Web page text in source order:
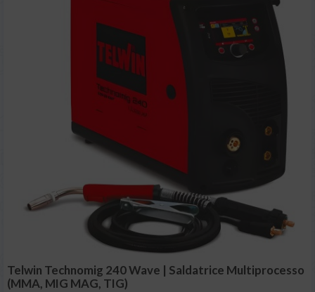
Telwin Technomig 240 Wave | Saldatrice Multiprocesso
(MMA, MIG MAG, TIG)